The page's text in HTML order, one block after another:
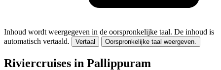
Inhoud wordt weergegeven in de oorspronkelijke taal. De inhoud is
automatisch vertaald.
Vertaal Oorspronkelijke taal weergeven.
Riviercruises in Pallippuram